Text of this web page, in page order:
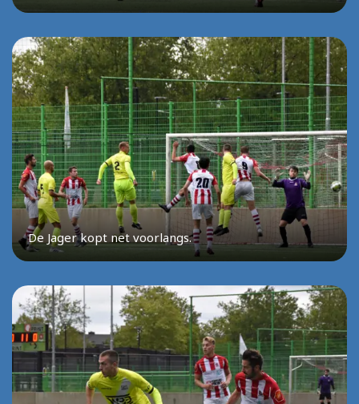
De Jager kopt net voorlangs.